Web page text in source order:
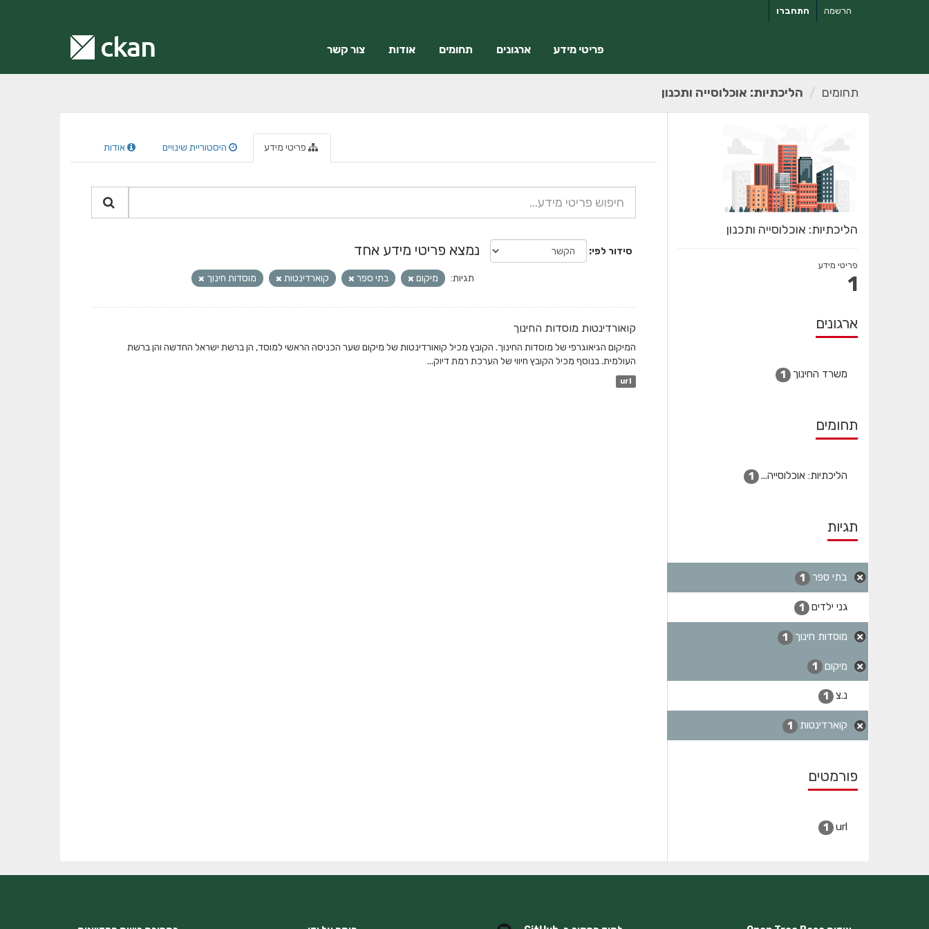
התחברו הרשמה
פריטי מידע ארגונים תחומים אודות צור קשר
תחומים הליכתיות: אוכלוסייה ותכנון
הליכתיות: אוכלוסייה ותכנון
פריטי מידע
1
ארגונים
משרד החינוך 1
תחומים
הליכתיות: אוכלוסייה... 1
תגיות
בתי ספר 1
גני ילדים 1
מוסדות חינוך 1
מיקום 1
נ.צ 1
קוארדינטות 1
פורמטים
url
1
פריטי מידע היסטוריית שינויים אודות
סידור לפי נמצא פריטי מידע אחד
תגיות: מיקום בתי ספר קוארדינטות מוסדות חינוך
קואורדינטות מוסדות החינוך
המיקום הגיאוגרפי של מוסדות החינוך. הקובץ מכיל קואורדינטות של מיקום שער הכניסה הראשי למוסד, הן ברשת ישראל החדשה והן ברשת
העולמית. בנוסף מכיל הקובץ חיווי של הערכת רמת דיוק...
url